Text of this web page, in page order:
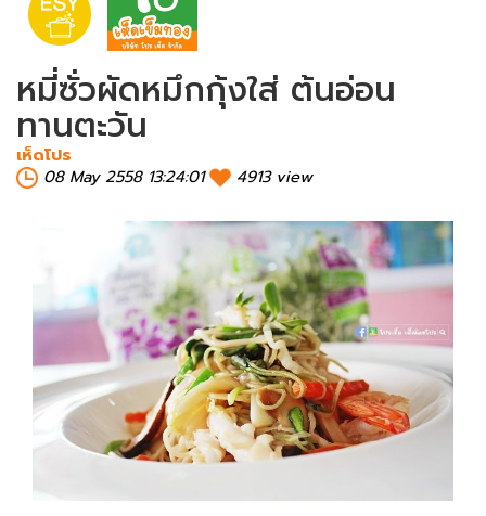
หมี่ซั่วผัดหมึกกุ้งใส่ ต้นอ่อน
ทานตะวัน
เห็ดโปร
08 May 2558 13:24:01
4913 view